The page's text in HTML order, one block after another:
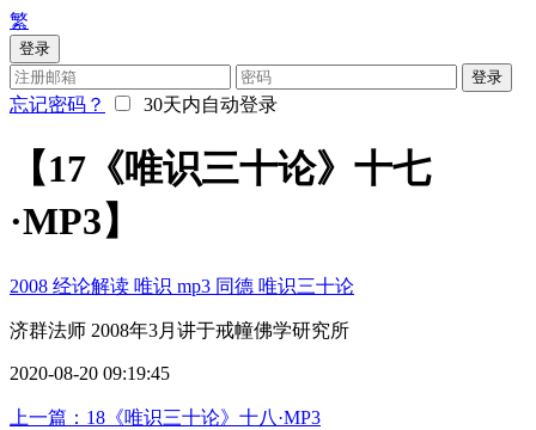
繁
登录
登录
忘记密码？ 30天内自动登录
【17《唯识三十论》十七
·MP3】
2008 经论解读 唯识 mp3 同德 唯识三十论
济群法师 2008年3月讲于戒幢佛学研究所
2020-08-20 09:19:45
上一篇：18《唯识三十论》十八·MP3